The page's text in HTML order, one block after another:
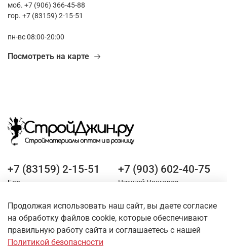
моб. +7 (906) 366-45-88
гор. +7 (83159) 2-15-51
пн-вс 08:00-20:00
Посмотреть на карте
+7 (83159) 2-15-51
Бор
+7 (903) 602-40-75
Нижний Новгород
Оставайтесь на связи
Продолжая использовать наш сайт, вы даете согласие
на обработку файлов cookie, которые обеспечивают
правильную работу сайта и соглашаетесь с нашей
Политикой безопасности